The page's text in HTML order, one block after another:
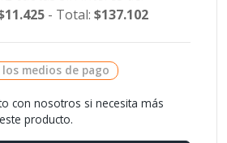
- Total: $137.102
los medios de pago
con nosotros si necesita más
producto.